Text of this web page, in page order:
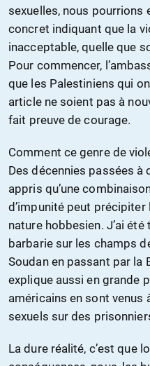
sexuelles, nous pourrions
concret indiquant que la
inacceptable, quelle que
Pour commencer,
que les Palestiniens qui
article ne soient pas à
fait preuve de courage.
Comment ce genre de
Des décennies passées à
appris qu’une
d’impunité peut
nature hobbesien. J’ai
barbarie sur les champs
Soudan en passant par la
explique aussi en grande
américains en sont venus
sexuels sur des
La dure réalité, c’est que